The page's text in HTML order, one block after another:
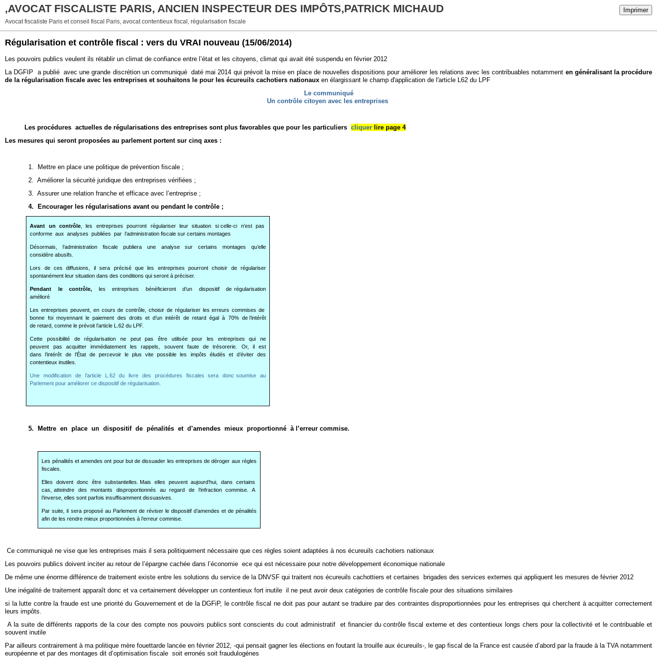
Imprimer
,AVOCAT FISCALISTE PARIS, ANCIEN INSPECTEUR DES IMPÔTS,PATRICK MICHAUD
Avocat fiscaliste Paris et conseil fiscal Paris, avocat contentieux fiscal, régularisation fiscale
Régularisation et contrôle fiscal : vers du VRAI nouveau (15/06/2014)
Les pouvoirs publics veulent ils rétablir un climat de confiance entre l’état et les citoyens, climat qui avait été suspendu en février 2012
La DGFIP a publié avec une grande discrétion un communiqué daté mai 2014 qui prévoit la mise en place de nouvelles dispositions pour améliorer les relations avec les contribuables notamment en généralisant la procédure
de la régularisation fiscale avec les entreprises et souhaitons le pour les écureuils cachotiers nationaux en élargissant le champ d'application de l'article L62 du LPF
Le communiqué
Un contrôle citoyen avec les entreprises
Les procédures actuelles de régularisations des entreprises sont plus favorables que pour les particuliers cliquer lire page 4
Les mesures qui seront proposées au parlement portent sur cinq axes :
1. Mettre en place une politique de prévention fiscale ;
2. Améliorer la sécurité juridique des entreprises vérifiées ;
3. Assurer une relation franche et efficace avec l’entreprise ;
4. Encourager les régularisations avant ou pendant le contrôle ;
Avant un contrôle , les entreprises pourront régulariser leur situation si celle-ci n’est pas
conforme aux analyses publiées par l’administration fiscale sur certains montages
Désormais, l’administration fiscale publiera une analyse sur certains montages qu’elle
considère abusifs.
Lors de ces diffusions, il sera précisé que les entreprises pourront choisir de régulariser
spontanément leur situation dans des conditions qui seront à préciser.
Pendant le contrôle, les entreprises bénéficieront d’un dispositif de régularisation
amélioré
Les entreprises peuvent, en cours de contrôle, choisir de régulariser les erreurs commises de
bonne foi moyennant le paiement des droits et d’un intérêt de retard égal à 70% de l’intérêt
de retard, comme le prévoit l’article L.62 du LPF.
Cette possibilité de régularisation ne peut pas être utilisée pour les entreprises qui ne
peuvent pas acquitter immédiatement les rappels, souvent faute de trésorerie. Or, il est
dans l’intérêt de l’État de percevoir le plus vite possible les impôts éludés et d’éviter des
contentieux inutiles.
Une modification de l’article L.62 du livre des procédures fiscales sera donc soumise au
Parlement pour améliorer ce dispositif de régularisation.
5. Mettre en place un dispositif de pénalités et d’amendes mieux proportionné à l’erreur commise.
Les pénalités et amendes ont pour but de dissuader les entreprises de déroger aux règles
fiscales.
Elles doivent donc être substantielles. Mais elles peuvent aujourd’hui, dans certains
cas, atteindre des montants disproportionnés au regard de l’infraction commise. A
l’inverse, elles sont parfois insuffisamment dissuasives.
Par suite, il sera proposé au Parlement de réviser le dispositif d’amendes et de pénalités
afin de les rendre mieux proportionnées à l’erreur commise.
Ce communiqué ne vise que les entreprises mais il sera politiquement nécessaire que ces règles soient adaptées à nos écureuils cachotiers nationaux
Les pouvoirs publics doivent inciter au retour de l’épargne cachée dans l’économie ece qui est nécessaire pour notre développement économique nationale
De même une énorme différence de traitement existe entre les solutions du service de la DNVSF qui traitent nos écureuils cachottiers et certaines brigades des services externes qui appliquent les mesures de février 2012
Une inégalité de traitement apparaît donc et va certainement développer un contentieux fort inutile il ne peut avoir deux catégories de contrôle fiscale pour des situations similaires
si la lutte contre la fraude est une priorité du Gouvernement et de la DGFiP, le contrôle fiscal ne doit pas pour autant se traduire par des contraintes disproportionnées pour les entreprises qui cherchent à acquitter correctement
leurs impôts.
A la suite de différents rapports de la cour des compte nos pouvoirs publics sont conscients du cout administratif et financier du contrôle fiscal externe et des contentieux longs chers pour la collectivité et le contribuable et
souvent inutile
Par ailleurs contrairement à ma politique mère fouettarde lancée en février 2012, -qui pensait gagner les élections en foutant la trouille aux écureuils-, le gap fiscal de la France est causée d’abord par la fraude à la TVA notamment
européenne et par des montages dit d’optimisation fiscale soit erronés soit fraudulogénes